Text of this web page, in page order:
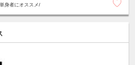
身者にオススメ/